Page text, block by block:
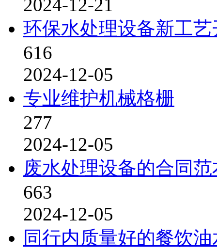
2024-12-21
环保水处理设备新工艺
616
2024-12-05
专业维护机械格栅
277
2024-12-05
废水处理设备的合同范
663
2024-12-05
同行内质量好的餐饮